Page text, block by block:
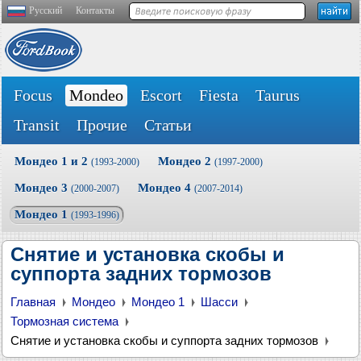
Русский Контакты
Focus Mondeo Escort Fiesta
Taurus
Transit
Прочие Статьи
Мондео 1 и 2 (1993-2000) Мондео 2 (1997-2000)
Мондео 3 (2000-2007) Мондео 4 (2007-2014)
Мондео 1 (1993-1996)
Снятие и установка скобы и
суппорта задних тормозов
Главная Мондео Мондео 1
Шасси
Тормозная система
Снятие и установка скобы и суппорта задних тормозов